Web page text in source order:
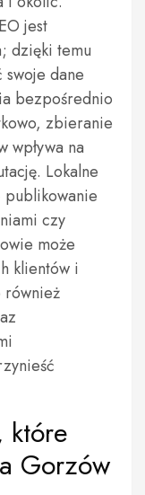
jest
dzięki temu
dane
bezpośrednio
zbieranie
wpływa na
Lokalne
czy
może
klientów i
również
które
Gorzów